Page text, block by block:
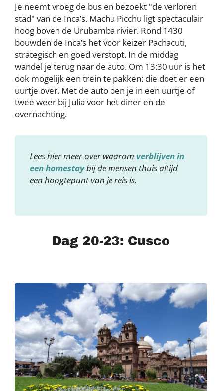
Je neemt vroeg de bus en bezoekt "de verloren
stad" van de Inca’s. Machu Picchu ligt spectaculair
hoog boven de Urubamba rivier. Rond 1430
bouwden de Inca’s het voor keizer Pachacuti,
strategisch en goed verstopt. In de middag
wandel je terug naar de auto. Om 13:30 uur is het
ook mogelijk een trein te pakken: die doet er een
uurtje over. Met de auto ben je in een uurtje of
twee weer bij Julia voor het diner en de
overnachting.
Lees hier meer over waarom verblijven in
een homestaybij de mensen thuis altijd
een hoogtepunt van je reis is.
Dag 20-23: Cusco